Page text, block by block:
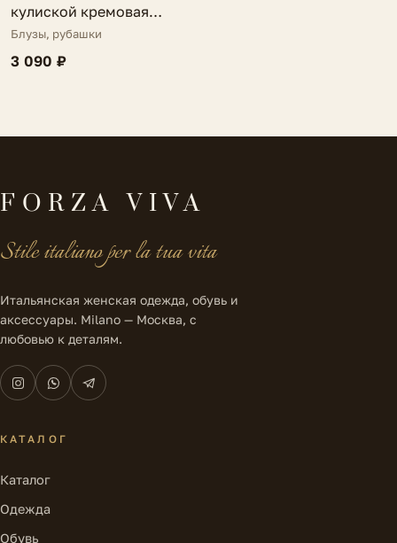
кулиской кремовая
Loreto
Блузы, рубашки
3 090 ₽
FORZA VIVA
Stile italiano per la tua vita
Итальянская женская одежда, обувь и
аксессуары. Milano — Москва, с
любовью к деталям.
КАТАЛОГ
Каталог
Одежда
Обувь